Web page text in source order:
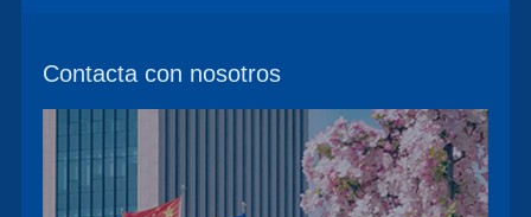
Contacta con nosotros